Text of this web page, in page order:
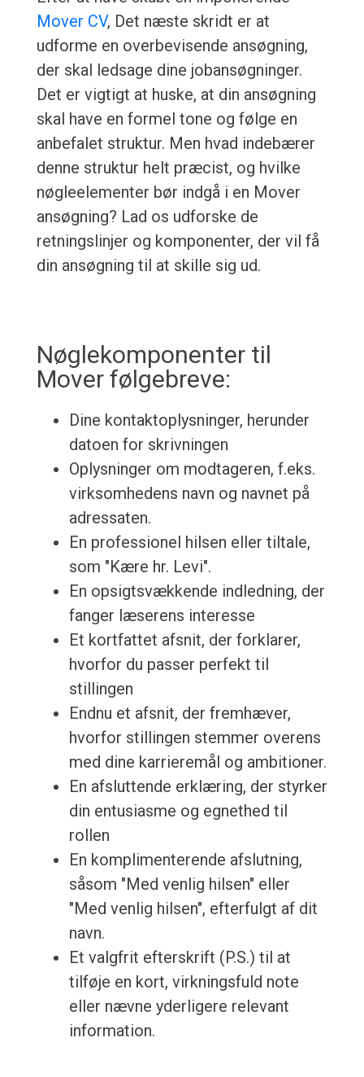
Mover CV, Det næste skridt er at
udforme en overbevisende ansøgning,
der skal ledsage dine jobansøgninger.
Det er vigtigt at huske, at din ansøgning
skal have en formel tone og følge en
anbefalet struktur. Men hvad indebærer
denne struktur helt præcist, og hvilke
nøgleelementer bør indgå i en Mover
ansøgning? Lad os udforske de
retningslinjer og komponenter, der vil få
din ansøgning til at skille sig ud.
Nøglekomponenter til
Mover følgebreve:
Dine kontaktoplysninger, herunder
datoen for skrivningen
Oplysninger om modtageren, f.eks.
virksomhedens navn og navnet på
adressaten.
En professionel hilsen eller tiltale,
som "Kære hr. Levi".
En opsigtsvækkende indledning, der
fanger læserens interesse
Et kortfattet afsnit, der forklarer,
hvorfor du passer perfekt til
stillingen
Endnu et afsnit, der fremhæver,
hvorfor stillingen stemmer overens
med dine karrieremål og ambitioner.
En afsluttende erklæring, der styrker
din entusiasme og egnethed til
rollen
En komplimenterende afslutning,
såsom "Med venlig hilsen" eller
"Med venlig hilsen", efterfulgt af dit
navn.
Et valgfrit efterskrift (P.S.) til at
tilføje en kort, virkningsfuld note
eller nævne yderligere relevant
information.